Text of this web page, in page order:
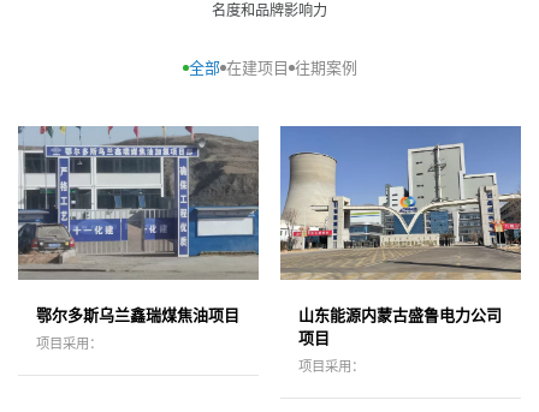
名度和品牌影响力
全部 在建项目 往期案例
鄂尔多斯乌兰鑫瑞煤焦油项目
项目采用：
山东能源内蒙古盛鲁电力公司
项目
项目采用：